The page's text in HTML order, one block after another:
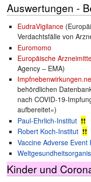
Auswertungen -
EudraVigilance
Verdachtsfälle von
Euromomo
Europäische
Agency – EMA)
behördlichen
nach COVID-19-
aufbereitet«)
Paul-Ehrlich-Institut ❗❗
Robert Koch-Institut ❗❗
Vaccine Adverse Event
Kinder und